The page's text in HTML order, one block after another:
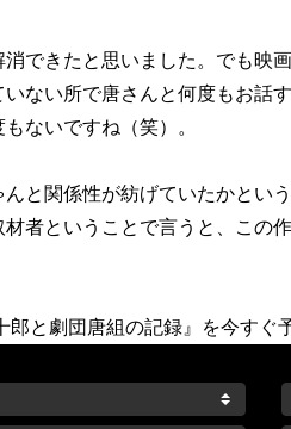
できたと思いました。でも映
ない所で唐さんと何度もお話
ないですね（笑）。
と関係性が紡げていたかとい
者ということで言うと、この
郎と劇団唐組の記録』を今すぐ